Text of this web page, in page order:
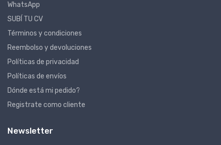
WhatsApp
SUBÍ TU CV
Términos y condiciones
Reembolso y devoluciones
Políticas de privacidad
Políticas de envíos
Dónde está mi pedido?
Registrate como cliente
Newsletter